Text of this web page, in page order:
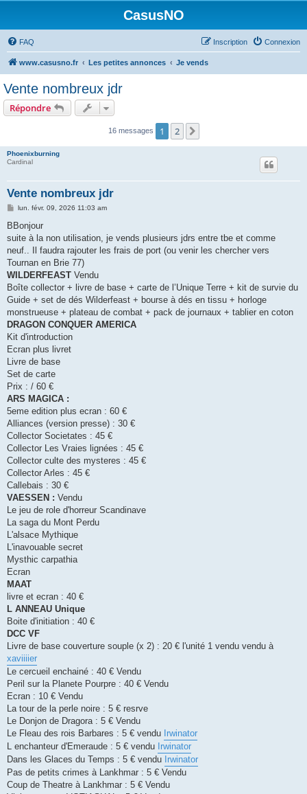
CasusNO
FAQ Connexion
Inscription
www.casusno.fr Les petites annonces Je vends
Vente nombreux jdr
Répondre
16 messages 1 2
Phoenixburning
Cardinal
Vente nombreux jdr
M
s
a
g
lun. févr. 09, 2026 11:03 am
BBonjour
suite à la non utilisation, je vends plusieurs jdrs entre tbe et comme
neuf.. Il faudra rajouter les frais de port (ou venir les chercher vers
Tournan en Brie 77)
WILDERFEAST Vendu
Boîte collector + livre de base + carte de l’Unique Terre + kit de survie du
Guide + set de dés Wilderfeast + bourse à dés en tissu + horloge
monstrueuse + plateau de combat + pack de journaux + tablier en coton
DRAGON CONQUER AMERICA
Kit d'introduction
Ecran plus livret
Livre de base
Set de carte
Prix : / 60 €
ARS MAGICA :
5eme edition plus ecran : 60 €
Alliances (version presse) : 30 €
Collector Societates : 45 €
Collector Les Vraies lignées : 45 €
Collector culte des mysteres : 45 €
Collector Arles : 45 €
Callebais : 30 €
VAESSEN : Vendu
Le jeu de role d'horreur Scandinave
La saga du Mont Perdu
L'alsace Mythique
L'inavouable secret
Mysthic carpathia
Ecran
MAAT
livre et ecran : 40 €
L ANNEAU Unique
Boite d'initiation : 40 €
DCC VF
Livre de base couverture souple (x 2) : 20 € l'unité 1 vendu vendu à
xaviiiier
Le cercueil enchainé : 40 € Vendu
Peril sur la Planete Pourpre : 40 € Vendu
Ecran : 10 € Vendu
La tour de la perle noire : 5 € resrve
Le Donjon de Dragora : 5 € Vendu
Le Fleau des rois Barbares : 5 € vendu Irwinator
L enchanteur d'Emeraude : 5 € vendu Irwinator
Dans les Glaces du Temps : 5 € vendu Irwinator
Pas de petits crimes à Lankhmar : 5 € Vendu
Coup de Theatre à Lankhmar : 5 € Vendu